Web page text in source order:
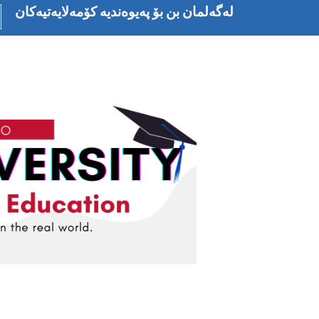
ناوەڕۆکی
لەگەلمان بن بۆ پەیوەندیە کۆمەلایەتیەکان